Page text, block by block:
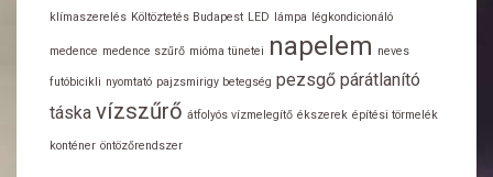
klímaszerelés Költöztetés Budapest LED lámpa légkondicionáló
medence medence szűrő mióma tünetei napelem neves
futóbicikli nyomtató pajzsmirigy betegség pezsgő párátlanító
táska vízszűrő átfolyós vízmelegítő ékszerek építési törmelék
konténer öntözőrendszer